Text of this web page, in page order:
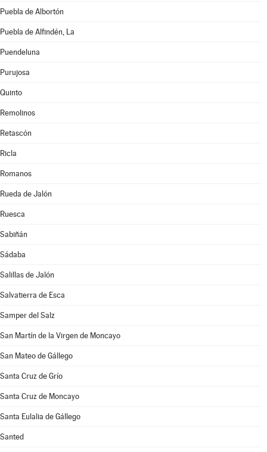
Puebla de Albortón
Puebla de Alfindén, La
Puendeluna
Purujosa
Quinto
Remolinos
Retascón
Ricla
Romanos
Rueda de Jalón
Ruesca
Sabiñán
Sádaba
Salillas de Jalón
Salvatierra de Esca
Samper del Salz
San Martín de la Virgen de Moncayo
San Mateo de Gállego
Santa Cruz de Grío
Santa Cruz de Moncayo
Santa Eulalia de Gállego
Santed